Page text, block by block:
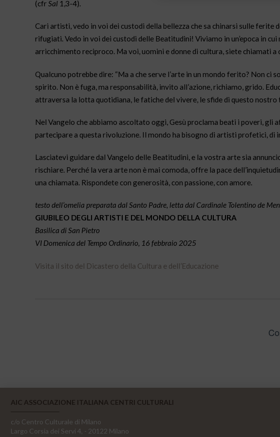
(cfrSal1,3-4).
Cari artisti, vedo in voi dei custodi della bellezza che sa chinarsi sulle
rifugiati. Vedo in voi dei custodi delle Beatitudini! Viviamo in un’epoca in
arricchimento reciproco. Ma voi, uomini e donne di cultura, siete chiamati
Qualcuno potrebbe dire: “Ma a che serve l’arte in un mondo ferito? Non ci
spirito. Non è fuga, ma responsabilità, invito all’azione, richiamo, grido.
attraversa la lotta quotidiana, le fatiche del vivere, le sfide di questo nostro
Nel Vangelo che abbiamo ascoltato oggi, Gesù proclama beati i poveri,
partecipare a questa rivoluzione. Il mondo ha bisogno di artisti profetici,
Lasciatevi guidare dal Vangelo delle Beatitudini, e la vostra arte sia
rischiare. Perché la vera arte non è mai comoda, offre la pace
una chiamata. Rispondete con generosità, con passione, con amore.
testo dell’omelia preparata dal Santo Padre, letta dal Cardinale Tolentino de
GIUBILEO DEGLI ARTISTI E DEL MONDO DELLA CULTURA
Basilica di San Pietro
VI Domenica del Tempo Ordinario, 16 febbraio 2025
Visita il sito del Dicastero della Cultura e dell’Educazione
AIC ASSOCIAZIONE ITALIANA CENTRI CULTURALI
c/o Centro Culturale di Milano
Largo Corsia dei Servi 4, - 20122 Milano